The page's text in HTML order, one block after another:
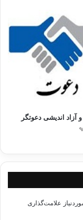
شده و دین خدا با
عدم اجبار استوار
دولت‌های غربی می‌نویسد:
[به دست اسلام] سخن
باشد به نظر اسلام
در حالی‌که پیش‌تر
و تعلیم فرزندانشان
است، و از همین رو
مسلمین به اروپا به
و آزاد اندیشی دعوتگر
علامت‌گذاری